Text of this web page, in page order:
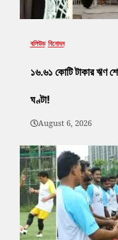
বলিউড বিনোদন
১৬.৬১ কোটি টাকার ঋণ
ঘণ্টা!
August 6, 2026